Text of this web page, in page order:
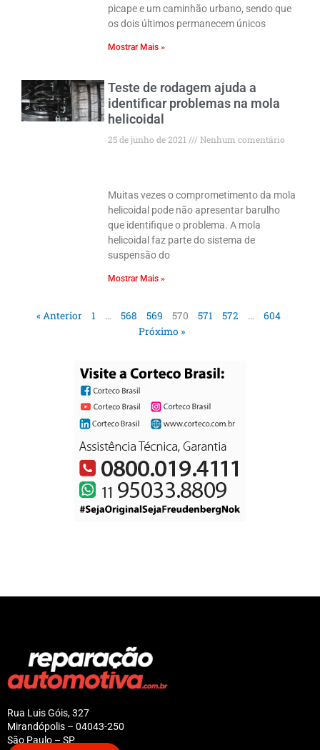
picape e um caminhão urbano, sendo que
os dois últimos permanecem únicos
Mostrar Mais »
Teste de rodagem ajuda a
identificar problemas na mola
helicoidal
25 de junho de 2021 Nenhum comentário
Muitas vezes o comprometimento da mola
helicoidal pode não apresentar barulho
que identifique o problema. A mola
helicoidal faz parte do sistema de
suspensão do
Mostrar Mais »
« Anterior 1 … 568 569 570 571 572 …
604
Próximo »
Rua Luis Góis, 327
Mirandópolis – 04043-250
São Paulo – SP